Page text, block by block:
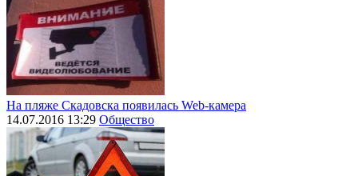
На пляже Скадовска появилась Web-камера
14.07.2016 13:29 Общество